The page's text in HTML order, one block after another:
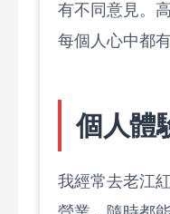
有不同意見。
每個人心中都
個人體
我經常去老江